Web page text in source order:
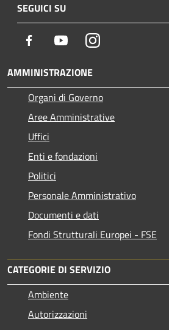
SEGUICI SU
Facebook YoutubeInstagram
AMMINISTRAZIONE
Organi di Governo
Aree Amministrative
Uffici
Enti e fondazioni
Politici
Personale Amministrativo
Documenti e dati
Fondi Strutturali Europei - FSE
CATEGORIE DI SERVIZIO
Ambiente
Autorizzazioni